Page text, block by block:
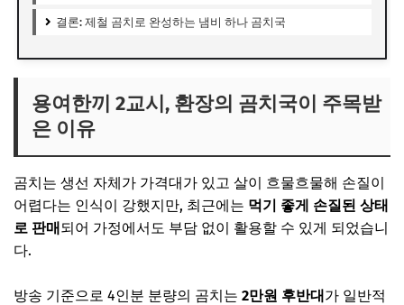
결론: 제철 곰치로 완성하는 냄비 하나 곰치국
용여한끼 2교시, 환장의 곰치국이 주목받
은 이유
곰치는 생선 자체가 가격대가 있고 살이 흐물흐물해 손질이
어렵다는 인식이 강했지만, 최근에는 먹기 좋게 손질된 상태
로 판매되어 가정에서도 부담 없이 활용할 수 있게 되었습니
다.
방송 기준으로 4인분 분량의 곰치는 2만원 후반대가 일반적